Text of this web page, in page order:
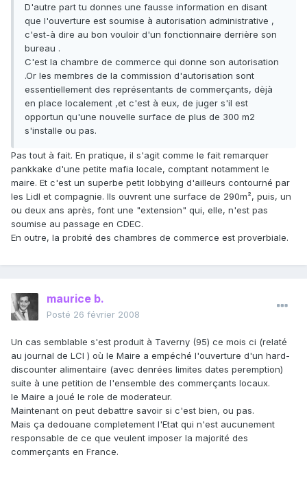
D'autre part tu donnes une fausse information en disant
que l'ouverture est soumise à autorisation administrative ,
c'est-à dire au bon vouloir d'un fonctionnaire derrière son
bureau .
C'est la chambre de commerce qui donne son autorisation
.Or les membres de la commission d'autorisation sont
essentiellement des représentants de commerçants, dèjà
en place localement ,et c'est à eux, de juger s'il est
opportun qu'une nouvelle surface de plus de 300 m2
s'installe ou pas.
Pas tout à fait. En pratique, il s'agit comme le fait remarquer
pankkake d'une petite mafia locale, comptant notamment le
maire. Et c'est un superbe petit lobbying d'ailleurs contourné par
les Lidl et compagnie. Ils ouvrent une surface de 290m², puis, un
ou deux ans après, font une "extension" qui, elle, n'est pas
soumise au passage en CDEC.
En outre, la probité des chambres de commerce est proverbiale.
maurice b.
Posté 26 février 2008
Un cas semblable s'est produit à Taverny (95) ce mois ci (relaté
au journal de LCI ) où le Maire a empéché l'ouverture d'un hard-
discounter alimentaire (avec denrées limites dates peremption)
suite à une petition de l'ensemble des commerçants locaux.
le Maire a joué le role de moderateur.
Maintenant on peut debattre savoir si c'est bien, ou pas.
Mais ça dedouane completement l'Etat qui n'est aucunement
responsable de ce que veulent imposer la majorité des
commerçants en France.